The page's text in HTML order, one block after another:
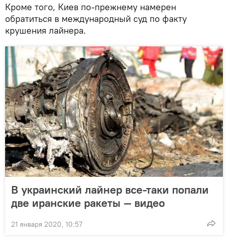
Кроме того, Киев по-прежнему намерен
обратиться в международный суд по факту
крушения лайнера.
В украинский лайнер все-таки попали
две иранские ракеты — видео
21 января 2020, 10:57